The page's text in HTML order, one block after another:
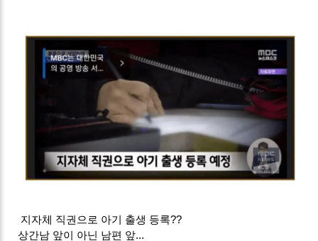
지자체 직권으로 아기 출생 등록??
상간남 앞이 아닌 남편 앞...